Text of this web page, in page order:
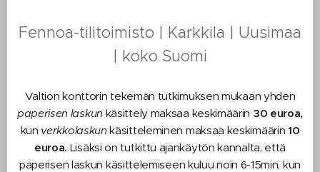
Fennoa-tilitoimisto | Karkkila | Uusimaa
| koko Suomi
Valtion konttorin tekemän tutkimuksen mukaan yhden
paperisen laskun käsittely maksaa keskimäärin 30 euroa,
kun verkkolaskun käsitteleminen maksaa keskimäärin10
euroa. Lisäksi on tutkittu ajankäytön kannalta, että
paperisen laskun käsittelemiseen kuluu noin 6-15min, kun